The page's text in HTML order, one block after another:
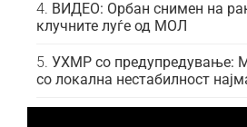
ВИДЕО: Орбан снимен на
клучните луѓе од МОЛ
УХМР со предупредување:
со локална нестабилност